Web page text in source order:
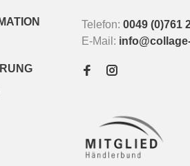
Telefon: 0049 (0)761
E-Mail: